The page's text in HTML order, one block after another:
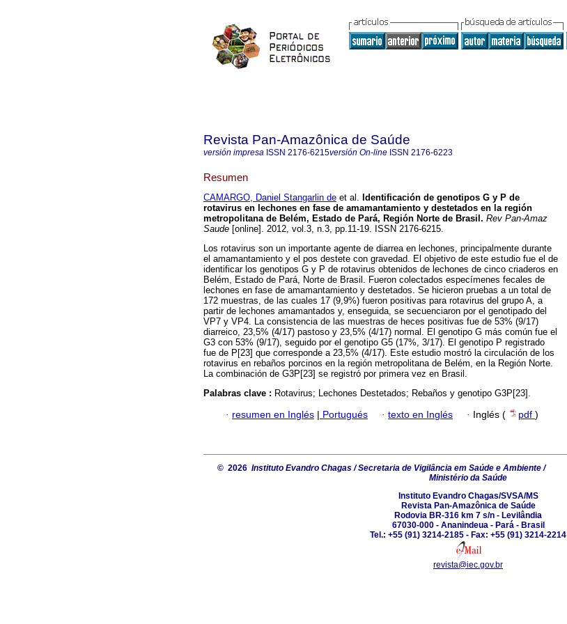
Revista Pan-Amazônica de Saúde
versión impresa ISSN 2176-6215versión On-line ISSN 2176-6223
Resumen
CAMARGO, Daniel Stangarlin de et al. Identificación de genotipos G y P de
rotavirus en lechones en fase de amamantamiento y destetados en la región
metropolitana de Belém, Estado de Pará, Región Norte de Brasil . Rev Pan-Amaz
Saude [online]. 2012, vol.3, n.3, pp.11-19. ISSN 2176-6215.
Los rotavirus son un importante agente de diarrea en lechones, principalmente durante
el amamantamiento y el pos destete con gravedad. El objetivo de este estudio fue el de
identificar los genotipos G y P de rotavirus obtenidos de lechones de cinco criaderos en
Belém, Estado de Pará, Norte de Brasil. Fueron colectados especímenes fecales de
lechones en fase de amamantamiento y destetados. Se hicieron pruebas a un total de
172 muestras, de las cuales 17 (9,9%) fueron positivas para rotavirus del grupo A, a
partir de lechones amamantados y, enseguida, se secuenciaron por el genotipado del
VP7 y VP4. La consistencia de las muestras de heces positivas fue de 53% (9/17)
diarreico, 23,5% (4/17) pastoso y 23,5% (4/17) normal. El genotipo G más común fue el
G3 con 53% (9/17), seguido por el genotipo G5 (17%, 3/17). El genotipo P registrado
fue de P[23] que corresponde a 23,5% (4/17). Este estudio mostró la circulación de los
rotavirus en rebaños porcinos en la región metropolitana de Belém, en la Región Norte.
La combinación de G3P[23] se registró por primera vez en Brasil.
Palabras clave : Rotavirus; Lechones Destetados; Rebaños y genotipo G3P[23].
· resumen en Inglés | Portugués · texto en Inglés · Inglés ( pdf )
© 2026 Instituto Evandro Chagas / Secretaria de Vigilância em Saúde e Ambiente /
Ministério da Saúde
Instituto Evandro Chagas/SVSA/MS
Revista Pan-Amazônica de Saúde
Rodovia BR-316 km 7 s/n - Levilândia
67030-000 - Ananindeua - Pará - Brasil
Tel.: +55 (91) 3214-2185 - Fax: +55 (91) 3214-2214
revista@iec.gov.br